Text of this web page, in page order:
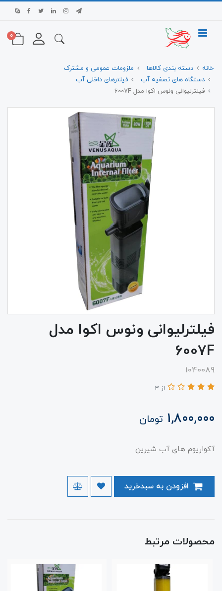
0
خانه دسته بندی کالاها
ملزومات عمومی و مشترک
دستگاه های تصفیه آب
فیلترهای داخلی آب
فیلترلیوانی ونوس اکوا مدل 6007F
فیلترلیوانی ونوس اکوا مدل
6007F
1040089
از 3
1,800,000 تومان
آکواریوم های آب شیرین
محصولات مرتبط